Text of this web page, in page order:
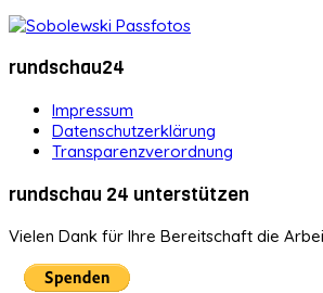
rundschau24
Impressum
Datenschutzerklärung
Transparenzverordnung
rundschau 24 unterstützen
Vielen Dank für Ihre Bereitschaft die